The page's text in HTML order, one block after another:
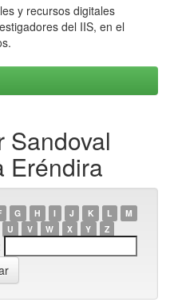
y recursos digitales
del IIS, en el
Sandoval
Eréndira
G H I J K L
M
U V W X Y Z